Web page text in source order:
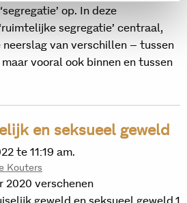
op. In deze
segregatie’ centraal,
van verschillen – tussen
maar vooral ook binnen en tussen
en seksueel geweld
te 11:19 am.
Kouters
2020 verschenen